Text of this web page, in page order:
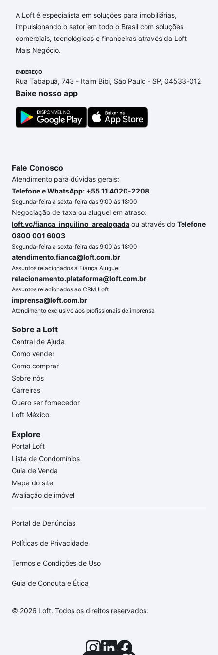
Apartamentos com 3 vagas à venda em Jardim São
Vicente, Campinas, SP que custam a partir de R$ 0
e com nossas opções de financiamento imobiliário
as parcelas podem se adequar ao seu orçamento.
no processo de compra, veja em nosso portal
quanto custa comprar um apartamento e conte com
a gente para comprar o imóvel dos seus sonhos
com segurança e conforto. Loft, com você até as
chaves.
A Loft é especialista em soluções para imobiliárias,
impulsionando o setor em todo o Brasil com soluções
comerciais, tecnológicas e financeiras através da Loft
Mais Negócio.
ENDEREÇO
Rua Tabapuã, 743 - Itaim Bibi, São Paulo - SP, 04533-012
Baixe nosso app
Fale Conosco
Atendimento para dúvidas gerais:
Telefone e WhatsApp: +55 11 4020-2208
Segunda-feira a sexta-feira das 9:00 às 18:00
Negociação de taxa ou aluguel em atraso:
loft.vc/fianca_inquilino_arealogada ou através do Telefone
0800 001 6003
Segunda-feira a sexta-feira das 9:00 às 18:00
atendimento.fianca@loft.com.br
Assuntos relacionados a Fiança Aluguel
relacionamento.plataforma@loft.com.br
Assuntos relacionados ao CRM Loft
imprensa@loft.com.br
Atendimento exclusivo aos profissionais de imprensa
Sobre a Loft
Central de Ajuda
Como vender
Como comprar
Sobre nós
Carreiras
Quero ser fornecedor
Loft México
Explore
Portal Loft
Lista de Condomínios
Guia de Venda
Mapa do site
Avaliação de imóvel
Portal de Denúncias
Políticas de Privacidade
Termos e Condições de Uso
Guia de Conduta e Ética
© 2026 Loft. Todos os direitos reservados.